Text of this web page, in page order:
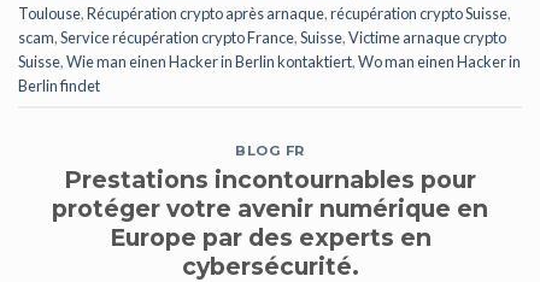
Toulouse,Récupération crypto après arnaque,récupération crypto Suisse,
scam,Service récupération crypto France,Suisse,Victime arnaque crypto
Suisse,Wie man einen Hacker in Berlin kontaktiert,Wo man einen Hacker in
Berlin findet
BLOG FR
Prestations incontournables pour
protéger votre avenir numérique en
Europe par des experts en
cybersécurité.